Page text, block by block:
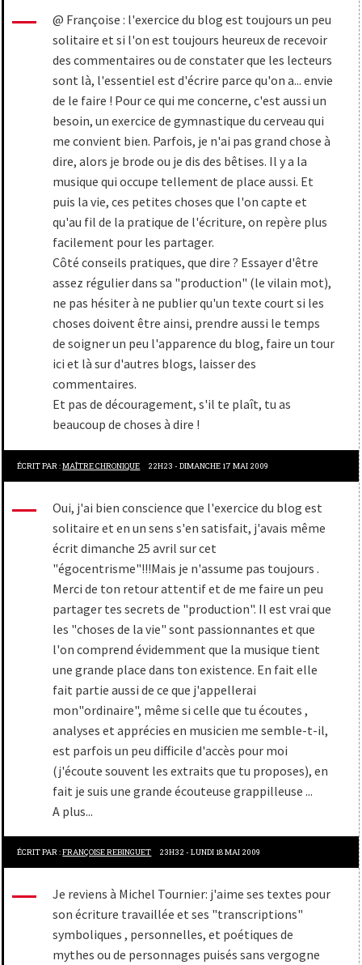
@ Françoise : l'exercice du blog est toujours un peu
solitaire et si l'on est toujours heureux de recevoir
des commentaires ou de constater que les lecteurs
sont là, l'essentiel est d'écrire parce qu'on a... envie
de le faire ! Pour ce qui me concerne, c'est aussi un
besoin, un exercice de gymnastique du cerveau qui
me convient bien. Parfois, je n'ai pas grand chose à
dire, alors je brode ou je dis des bêtises. Il y a la
musique qui occupe tellement de place aussi. Et
puis la vie, ces petites choses que l'on capte et
qu'au fil de la pratique de l'écriture, on repère plus
facilement pour les partager.
Côté conseils pratiques, que dire ? Essayer d'être
assez régulier dans sa "production" (le vilain mot),
ne pas hésiter à ne publier qu'un texte court si les
choses doivent être ainsi, prendre aussi le temps
de soigner un peu l'apparence du blog, faire un tour
ici et là sur d'autres blogs, laisser des
commentaires.
Et pas de découragement, s'il te plaît, tu as
beaucoup de choses à dire !
ÉCRIT PAR :MAÎTRE CHRONIQUE 22H23 -DIMANCHE 17 MAI 2009
Oui, j'ai bien conscience que l'exercice du blog est
solitaire et en un sens s'en satisfait, j'avais même
écrit dimanche 25 avril sur cet
"égocentrisme"!!!Mais je n'assume pas toujours .
Merci de ton retour attentif et de me faire un peu
partager tes secrets de "production". Il est vrai que
les "choses de la vie" sont passionnantes et que
l'on comprend évidemment que la musique tient
une grande place dans ton existence. En fait elle
fait partie aussi de ce que j'appellerai
mon"ordinaire", même si celle que tu écoutes ,
analyses et apprécies en musicien me semble-t-il,
est parfois un peu difficile d'accès pour moi
(j'écoute souvent les extraits que tu proposes), en
fait je suis une grande écouteuse grappilleuse ...
A plus...
ÉCRIT PAR :FRANÇOISE REBINGUET 23H32 -LUNDI 18MAI 2009
Je reviens à Michel Tournier: j'aime ses textes pour
son écriture travaillée et ses "transcriptions"
symboliques , personnelles, et poétiques de
mythes ou de personnages puisés sans vergogne